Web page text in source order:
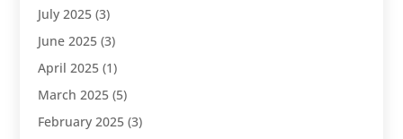
July 2025 (3)
June 2025 (3)
April 2025 (1)
March 2025 (5)
February 2025 (3)